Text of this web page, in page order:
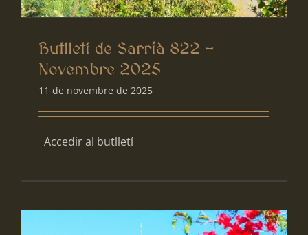
Butlletí de Sarrià 822 –
Novembre 2025
11 de novembre de 2025
Accedir al butlletí